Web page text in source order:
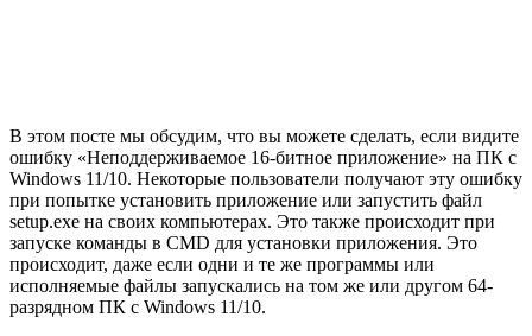
В этом посте мы обсудим, что вы можете сделать, если видите
ошибку «Неподдерживаемое 16-битное приложение» на ПК с
Windows 11/10. Некоторые пользователи получают эту ошибку
при попытке установить приложение или запустить файл
setup.exe на своих компьютерах. Это также происходит при
запуске команды в CMD для установки приложения. Это
происходит, даже если одни и те же программы или
исполняемые файлы запускались на том же или другом 64-
разрядном ПК с Windows 11/10.